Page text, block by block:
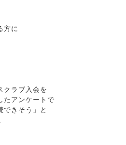
方に
クラブ入会を
たアンケートで
できそう」と